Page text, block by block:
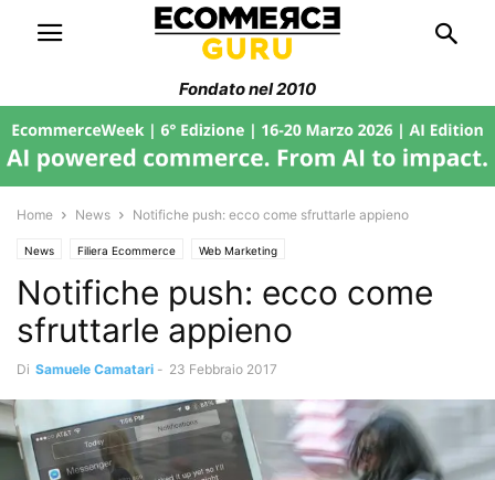
Fondato nel 2010
Home News Notifiche push: ecco come sfruttarle appieno
News Filiera Ecommerce Web Marketing
Notifiche push: ecco come
sfruttarle appieno
Di Samuele Camatari - 23 Febbraio 2017